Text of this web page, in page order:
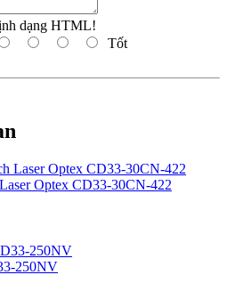
dạng HTML!
Tốt
Optex CD33-30CN-422
250NV